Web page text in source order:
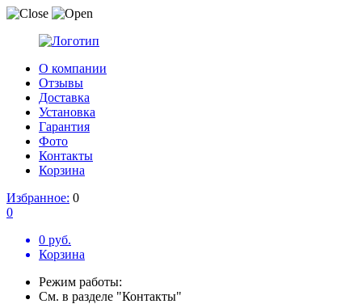
О компании
Отзывы
Доставка
Установка
Гарантия
Фото
Контакты
Корзина
Избранное: 0
0
0 руб.
Корзина
Режим работы:
См. в разделе "Контакты"